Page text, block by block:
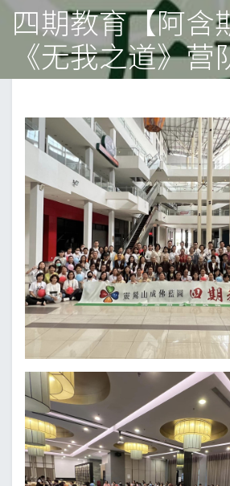
四期教育【阿含
《无我之道》营